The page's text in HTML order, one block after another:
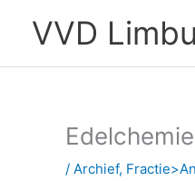
VVD
/ Archief,